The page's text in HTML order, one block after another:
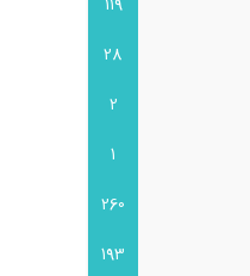
28
2
1
260
193